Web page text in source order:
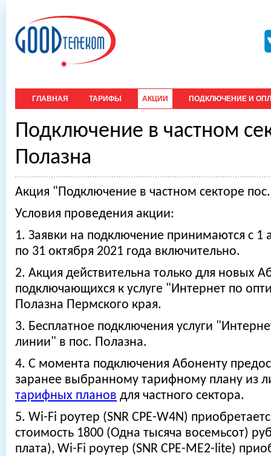
ГЛАВНАЯ ТАРИФЫ АКЦИИ ПОДКЛЮЧЕНИЕ И
Подключение в частном
Полазна
Акция "Подключение в частном секторе
Условия проведения акции:
1. Заявки на подключение принимаются с 1
по 31 октября 2021 года включительно.
2. Акция действительна только для новых
подключающихся к услуге "Интернет по
Полазна Пермского края.
3. Бесплатное подключения услуги
линии" в пос. Полазна.
4. С момента подключения Абоненту
заранее выбранному тарифному плану из
тарифных планов для частного сектора.
5. Wi-Fi роутер (SNR CPE-W4N)
стоимость 1800 (Одна тысяча восемьсот)
плата), Wi-Fi роутер (SNR CPE-ME2-lite)